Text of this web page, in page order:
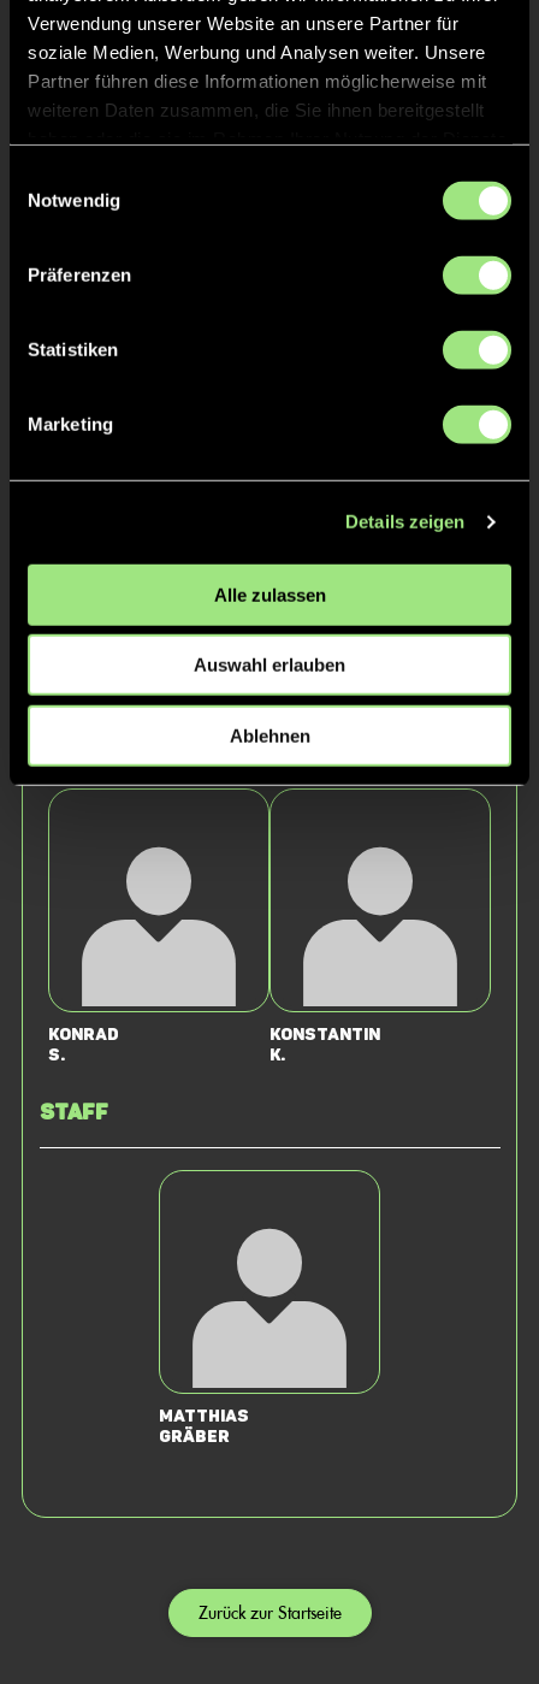
Verwendung unserer Website an unsere Partner für
soziale Medien, Werbung und Analysen weiter. Unsere
Partner führen diese Informationen möglicherweise mit
weiteren Daten zusammen, die Sie ihnen bereitgestellt
Notwendig
Präferenzen
Statistiken
Marketing
Details zeigen
Alle zulassen
Auswahl erlauben
Ablehnen
Max
Anton
Max
Konrad
S.
Konstantin
K.
Staff
Matthias
Gräber
Zurück zur Startseite